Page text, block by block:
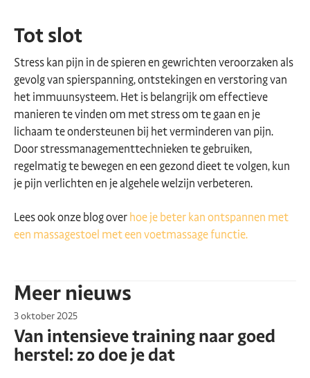
Tot slot
Stress kan pijn in de spieren en gewrichten veroorzaken als
gevolg van spierspanning, ontstekingen en verstoring van
het immuunsysteem. Het is belangrijk om effectieve
manieren te vinden om met stress om te gaan en je
lichaam te ondersteunen bij het verminderen van pijn.
Door stressmanagementtechnieken te gebruiken,
regelmatig te bewegen en een gezond dieet te volgen, kun
je pijn verlichten en je algehele welzijn verbeteren.
Lees ook onze blog over hoe je beter kan ontspannen met
een massagestoel met een voetmassage functie.
Meer nieuws
3 oktober 2025
Van intensieve training naar goed
herstel: zo doe je dat